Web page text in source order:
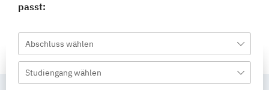
passt:
Abschluss wählen
Studiengang wählen